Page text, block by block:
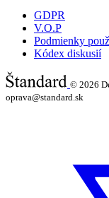
GDPR
V.O.P
Podmienky
Kódex diskusií
© 2026
oprava@standard.sk